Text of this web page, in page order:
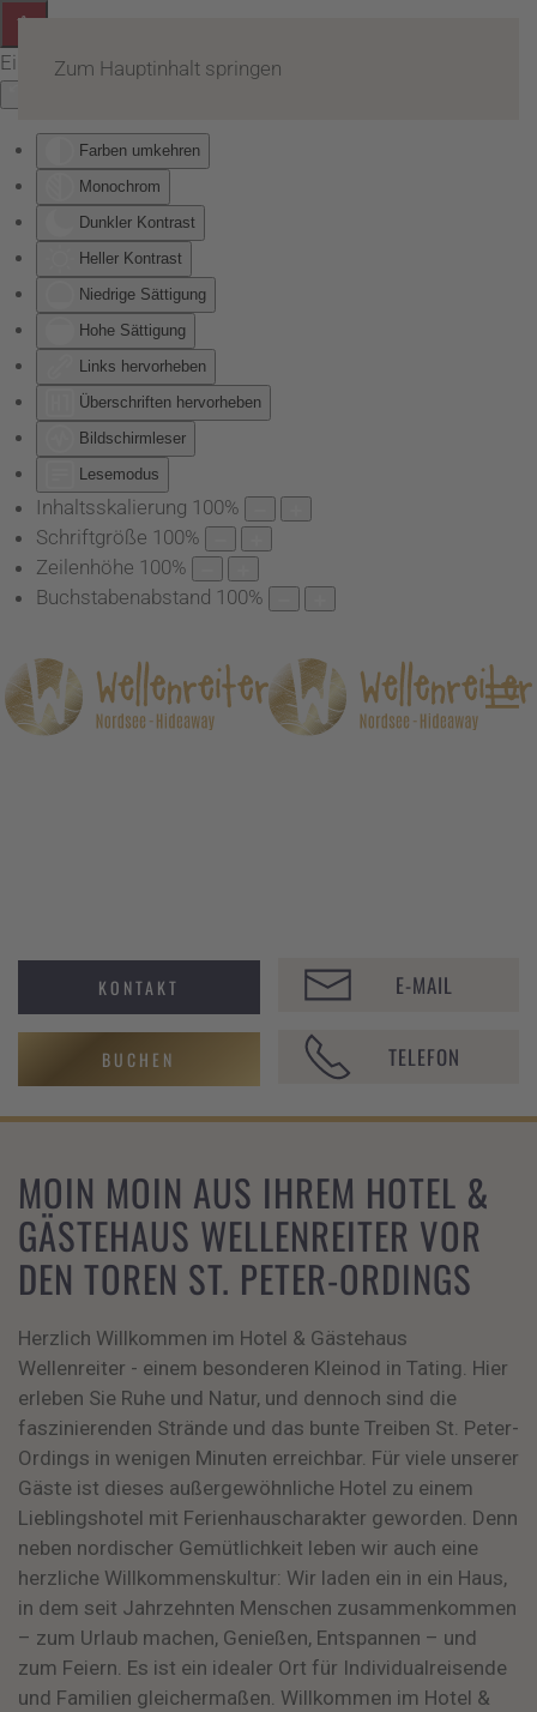
Eingabehilfen öffnen
Farben umkehren
Monochrom
Dunkler Kontrast
Heller Kontrast
Niedrige Sättigung
Hohe Sättigung
Links hervorheben
Überschriften hervorheben
Bildschirmleser
Lesemodus
Inhaltsskalierung 100%
Schriftgröße 100%
Zeilenhöhe 100%
Buchstabenabstand 100%
Zum Hauptinhalt springen
ENDE
KONTAKT
BUCHEN
E-MAIL
TELEFON
MOIN MOIN AUS IHREM HOTEL &
GÄSTEHAUS WELLENREITER VOR
DEN TOREN ST. PETER-ORDINGS
Herzlich Willkommen im Hotel & Gästehaus
Wellenreiter - einem besonderen Kleinod in Tating. Hier
erleben Sie Ruhe und Natur, und dennoch sind die
faszinierenden Strände und das bunte Treiben St. Peter-
Ordings in wenigen Minuten erreichbar. Für viele unserer
Gäste ist dieses außergewöhnliche Hotel zu einem
Lieblingshotel mit Ferienhauscharakter geworden. Denn
neben nordischer Gemütlichkeit leben wir auch eine
herzliche Willkommenskultur: Wir laden ein in ein Haus,
in dem seit Jahrzehnten Menschen zusammenkommen
– zum Urlaub machen, Genießen, Entspannen – und
zum Feiern. Es ist ein idealer Ort für Individualreisende
und Familien gleichermaßen. Willkommen im Hotel &